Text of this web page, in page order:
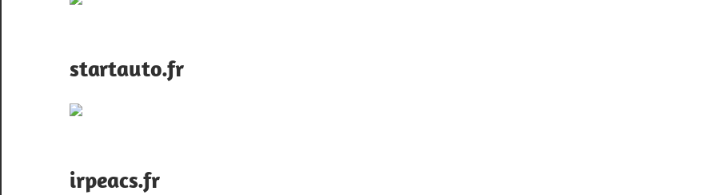
startauto.fr
irpeacs.fr